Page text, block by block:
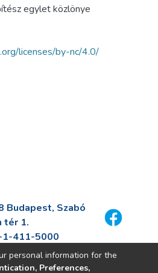
egylet közlönye
licenses/by-nc/4.0/
Budapest, Szabó
tér 1.
1-411-5000
fszek.hu
personal information for the
Preferences,